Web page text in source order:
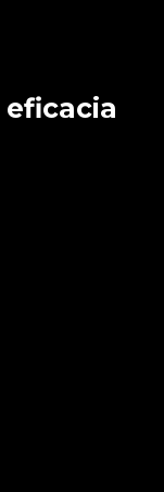
eficacia